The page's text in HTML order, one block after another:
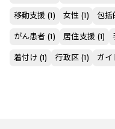
移動支援 (1) 女性 (1) 包括
がん患者 (1) 居住支援 (1)
着付け (1) 行政区 (1) ガイ